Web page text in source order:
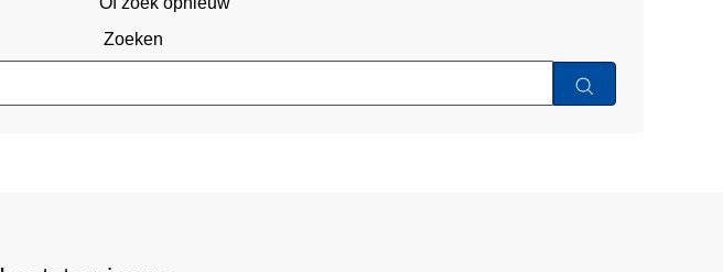
Zoeken